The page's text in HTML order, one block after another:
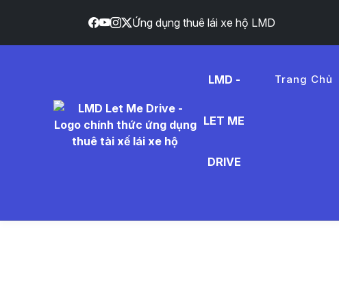
Ứng dụng thuê lái xe hộ LMD
LMD -
LET ME
DRIVE
Trang Chủ
- Tin Tức